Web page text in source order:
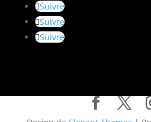
Suivre
Suivre
Suivre